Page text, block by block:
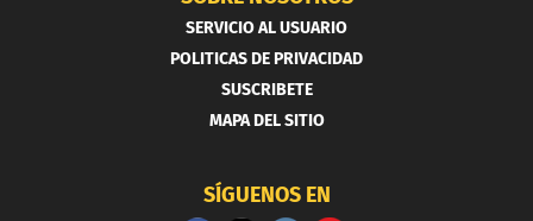
SERVICIO AL USUARIO
POLITICAS DE PRIVACIDAD
SUSCRIBETE
MAPA DEL SITIO
SÍGUENOS EN